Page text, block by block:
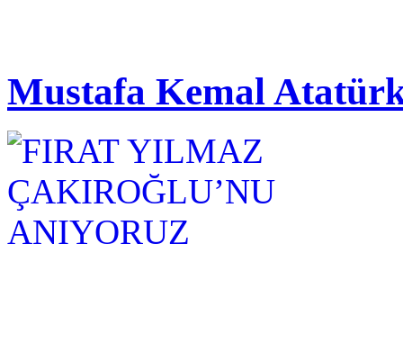
Mustafa Kemal Atatürk